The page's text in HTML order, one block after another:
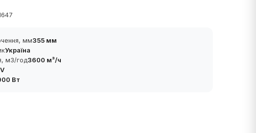
мм355 мм
Україна
м3/год3600 м³/ч
Вт